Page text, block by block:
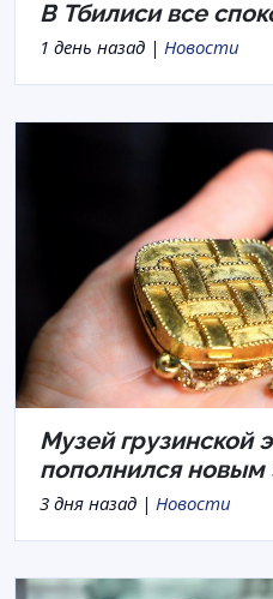
В Тбилиси все
1 день назад | Новости
Музей грузинской
пополнился новым
3 дня назад | Новости